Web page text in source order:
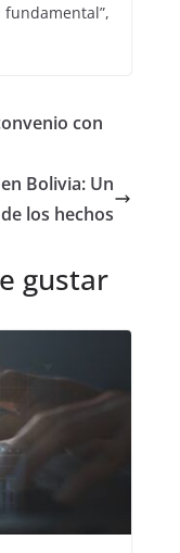
con
Bolivia: Un
los hechos
gustar